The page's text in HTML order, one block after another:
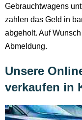
Gebrauchtwagens
zahlen das Geld in
abgeholt. Auf
Abmeldung.
Unsere
verkaufen in